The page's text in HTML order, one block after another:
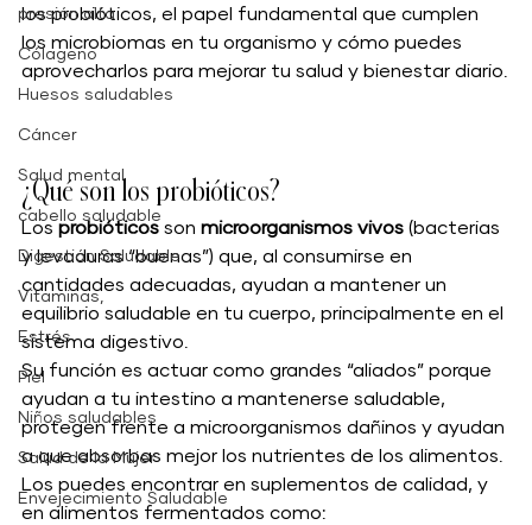
presión alta
Cólageno
Huesos saludables
Cáncer
Salud mental
cabello saludable
Digestión Saludable
Vitaminas,
Estrés
Piel
Niños saludables
Salud de la Mujer
Envejecimiento Saludable
los probióticos, el papel fundamental que cumplen
los microbiomas en tu organismo y cómo puedes
aprovecharlos para mejorar tu salud y bienestar diario.
¿Qué son los probióticos?
Los probióticos son microorganismos vivos (bacterias
y levaduras “buenas”) que, al consumirse en
cantidades adecuadas, ayudan a mantener un
equilibrio saludable en tu cuerpo, principalmente en el
sistema digestivo.
Su función es actuar como grandes “aliados” porque
ayudan a tu intestino a mantenerse saludable,
protegen frente a microorganismos dañinos y ayudan
a que absorbas mejor los nutrientes de los alimentos.
Los puedes encontrar en suplementos de calidad, y
en alimentos fermentados como: